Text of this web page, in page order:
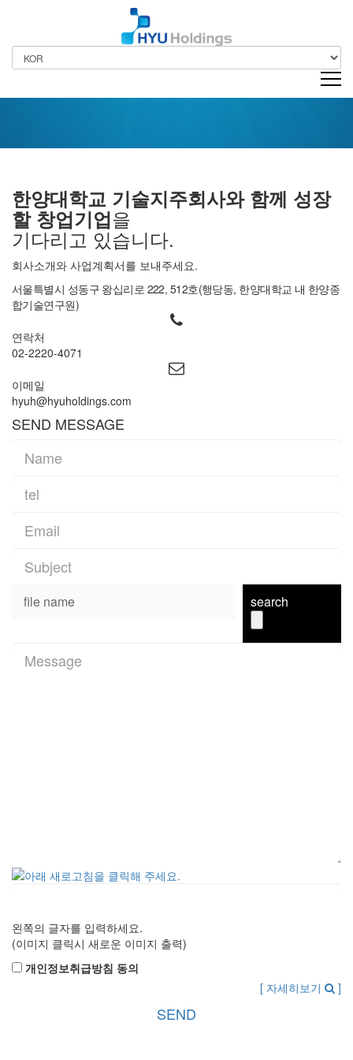
한양대학교 기술지주회사와 함께 성장
할 창업기업을
기다리고 있습니다.
회사소개와 사업계획서를 보내주세요.
서울특별시 성동구 왕십리로 222, 512호(행당동, 한양대학교 내 한양종
합기술연구원)

연락처
02-2220-4071

이메일
hyuh@hyuholdings.com
SEND MESSAGE
search
왼쪽의 글자를 입력하세요.
(이미지 클릭시 새로운 이미지 출력)
개인정보취급방침 동의
[ 자세히보기  ]
SEND